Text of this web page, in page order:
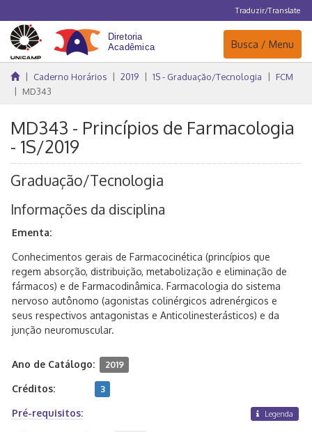
Traduzir/Translate
Navegação
Busca / Menu
Caderno Horários 2019 1S - Graduação/Tecnologia
FCM
MD343
MD343 - Princípios de Farmacologia
- 1S/2019
Graduação/Tecnologia
Informações da disciplina
Ementa:
Conhecimentos gerais de Farmacocinética (princípios que
regem absorção, distribuição, metabolização e eliminação de
fármacos) e de Farmacodinâmica. Farmacologia do sistema
nervoso autônomo (agonistas colinérgicos adrenérgicos e
seus respectivos antagonistas e Anticolinesterásticos) e da
junção neuromuscular.
Ano de Catálogo: 2019
Créditos: 3
Pré-requisitos: Legenda